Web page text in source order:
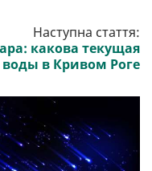
Наступна стаття:
какова текущая
в Кривом Роге